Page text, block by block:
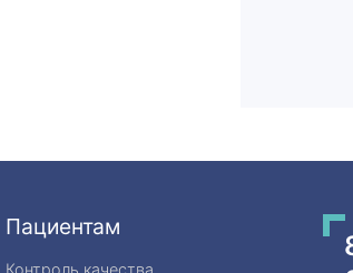
Пациентам
Контроль качества